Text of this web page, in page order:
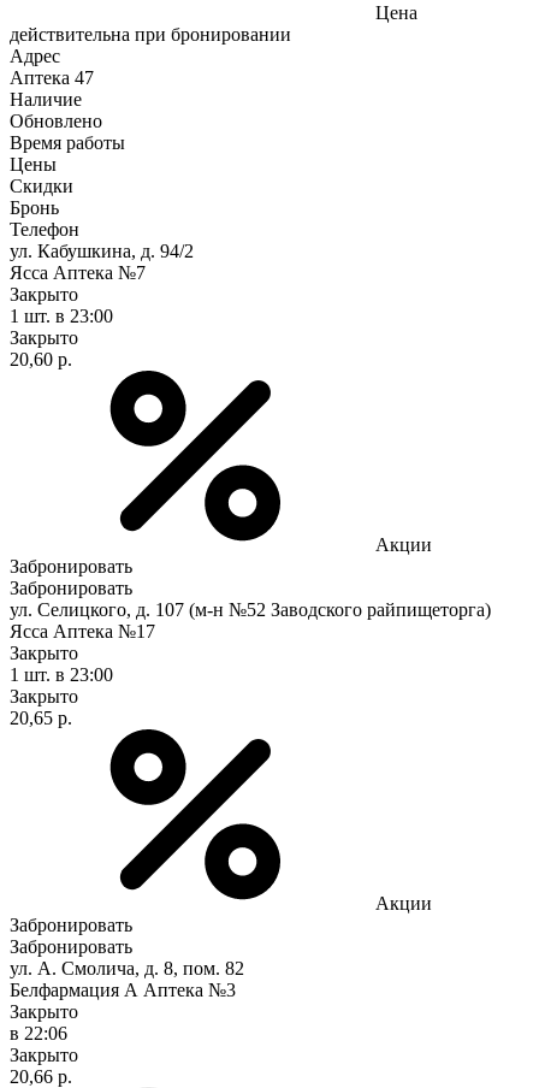
Цена
действительна при бронировании
Адрес
Аптека 47
Наличие
Обновлено
Время работы
Цены
Скидки
Бронь
Телефон
ул. Кабушкина, д. 94/2
Ясса Аптека №7
Закрыто
1 шт. в 23:00
Закрыто
20,60 р.
Акции
Забронировать
Забронировать
ул. Селицкого, д. 107 (м-н №52 Заводского райпищеторга)
Ясса Аптека №17
Закрыто
1 шт. в 23:00
Закрыто
20,65 р.
Акции
Забронировать
Забронировать
ул. А. Смолича, д. 8, пом. 82
Белфармация А Аптека №3
Закрыто
в 22:06
Закрыто
20,66 р.